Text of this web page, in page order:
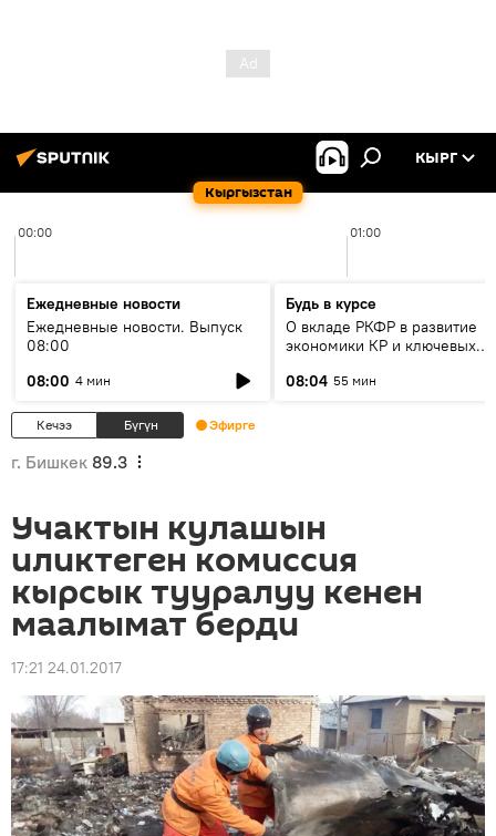
Кыргызстан
КЫРГ
00:00 01:00
Ежедневные новости
Ежедневные новости. Выпуск
08:00
08:00 4 мин
Будь в курсе
О вкладе РКФР в развитие
экономики КР и ключевых
08:04 55 мин
Кечээ Бүгүн Эфирге
г. Бишкек 89.3
Учактын кулашын
иликтеген комиссия
кырсык тууралуу кенен
маалымат берди
17:21 24.01.2017